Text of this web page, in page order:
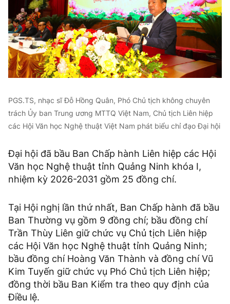
PGS.TS, nhạc sĩ Đỗ Hồng Quân, Phó Chủ tịch không chuyên
trách Ủy ban Trung ương MTTQ Việt Nam, Chủ tịch Liên hiệp
các Hội Văn học Nghệ thuật Việt Nam phát biểu chỉ đạo Đại hội
Đại hội đã bầu Ban Chấp hành Liên hiệp các Hội
Văn học Nghệ thuật tỉnh Quảng Ninh khóa I,
nhiệm kỳ 2026-2031 gồm 25 đồng chí.
Tại Hội nghị lần thứ nhất, Ban Chấp hành đã bầu
Ban Thường vụ gồm 9 đồng chí; bầu đồng chí
Trần Thùy Liên giữ chức vụ Chủ tịch Liên hiệp
các Hội Văn học Nghệ thuật tỉnh Quảng Ninh;
bầu đồng chí Hoàng Văn Thành và đồng chí Vũ
Kim Tuyến giữ chức vụ Phó Chủ tịch Liên hiệp;
đồng thời bầu Ban Kiểm tra theo quy định của
Điều lệ.